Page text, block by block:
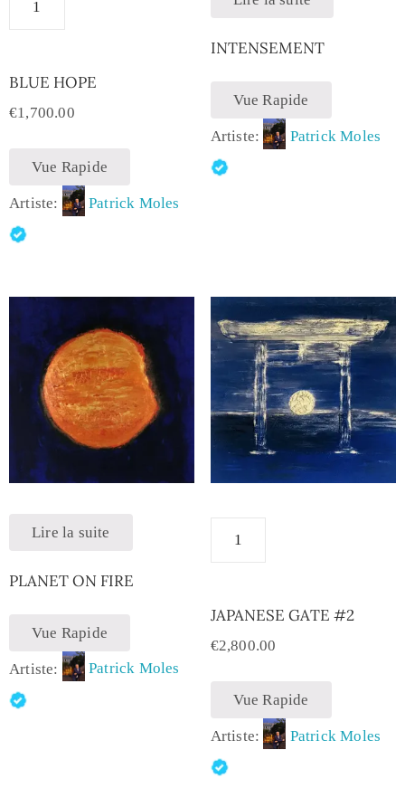
BLUE HOPE
€1,700.00
Vue Rapide
Artiste: Patrick Moles
INTENSEMENT
Vue Rapide
Artiste: Patrick Moles
Lire la suite
PLANET ON FIRE
Vue Rapide
Artiste: Patrick Moles
JAPANESE GATE #2
€2,800.00
Vue Rapide
Artiste: Patrick Moles